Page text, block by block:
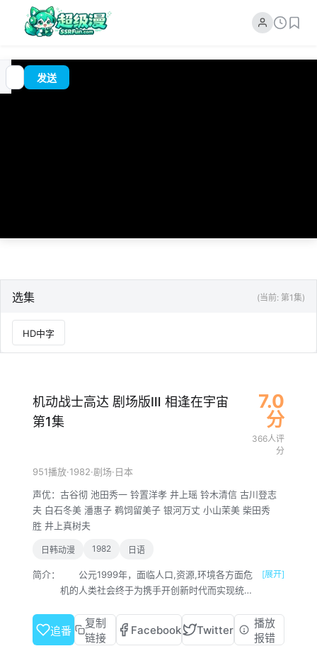
追
番
?发送
选集 (当前: 第1集)
HD中字
机动战士高达 剧场版Ⅲ 相逢在宇宙
第1集
7.0
分
366人评
分
951播放·1982·剧场·日本
声优： 古谷彻 池田秀一 铃置洋孝 井上瑶 铃木清信 古川登志
夫 白石冬美 潘惠子 鹈饲留美子 银河万丈 小山茉美 柴田秀
胜 井上真树夫
日韩动漫 1982 日语
简介：
公元1999年，面临人口,资源,环境各方面危
机的人类社会终于为携手开创新时代而实现统
划。之后为了保证地球圈的安定与和平，2009
年，地球联邦军正式建立。2045年，第1号太空
[展开]
追番
复制
链接
Facebook Twitter
播放
报错